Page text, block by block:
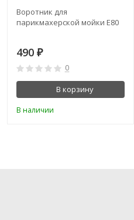
Воротник для
парикмахерской мойки E80
490 ₽
0
В корзину
В наличии